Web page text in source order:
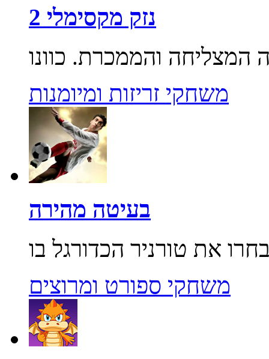
נזק מקסימלי 2
משחקי זריזות ומיומנות
בעיטה מהירה
משחקי ספורט ומרוצים